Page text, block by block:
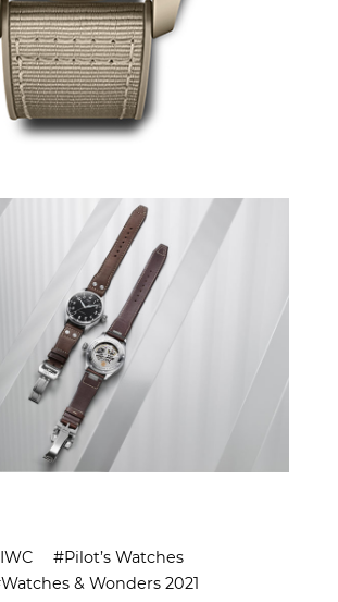
IWC
Pilot’s Watches
Watches & Wonders 2021